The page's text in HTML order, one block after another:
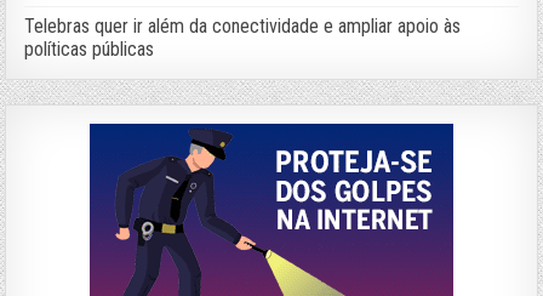
Telebras quer ir além da conectividade e ampliar apoio às
políticas públicas